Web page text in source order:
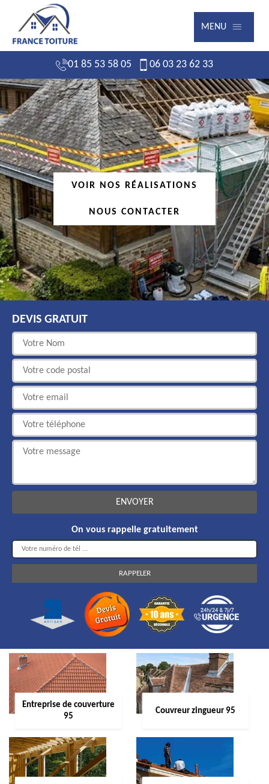
MENU
01 85 53 58 05 06 03 23 62 33
VOIR NOS RÉALISATIONS
NOUS CONTACTER
DEVIS GRATUIT
On vous rappelle gratuitement
Entreprise de couverture
95
Couvreur zingueur 95